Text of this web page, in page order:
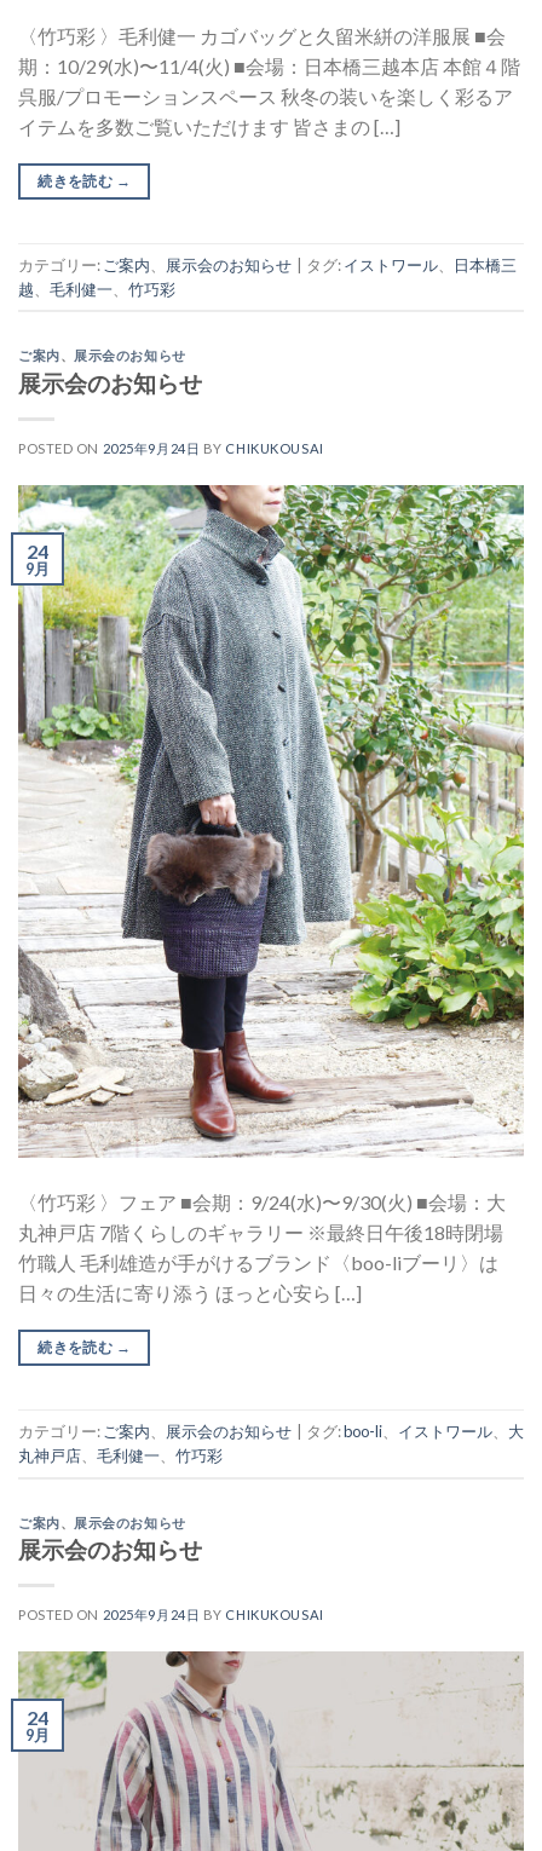
〈竹巧彩 〉毛利健一 カゴバッグと久留米絣の洋服展 ■会
期：10/29(水)〜11/4(火) ■会場：日本橋三越本店 本館４階
呉服/プロモーションスペース 秋冬の装いを楽しく彩るア
イテムを多数ご覧いただけます 皆さまの […]
続きを読む →
カテゴリー: ご案内 展示会のお知らせ | タグ:イストワール
日本橋三
越
毛利健一 竹巧彩
ご案内、 展示会のお知らせ
展示会のお知らせ
POSTED ON 2025年9月24日 BY CHIKUKOUSAI
24
9月
〈竹巧彩 〉フェア ■会期：9/24(水)〜9/30(火) ■会場：大
丸神戸店 7階くらしのギャラリー ※最終日午後18時閉場
竹職人 毛利雄造が手がけるブランド〈boo-liブーリ〉は
日々の生活に寄り添う ほっと心安ら […]
続きを読む →
カテゴリー: ご案内 展示会のお知らせ タグ:boo-li イストワール
大
丸神戸店
毛利健一 竹巧彩
ご案内 展示会のお知らせ
展示会のお知らせ
POSTED ON 2025年9月24日 BY CHIKUKOUSAI
24
9月